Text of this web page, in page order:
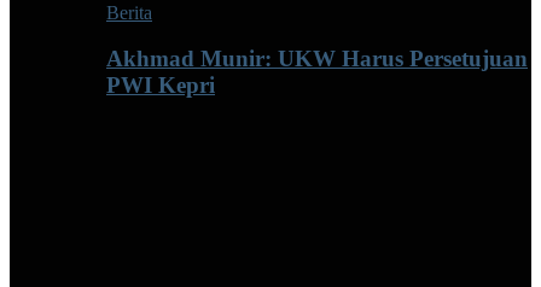
Berita
Akhmad Munir: UKW Harus Persetujuan
PWI Kepri